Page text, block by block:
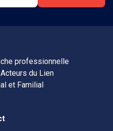
professionnelle
du Lien
et Familial